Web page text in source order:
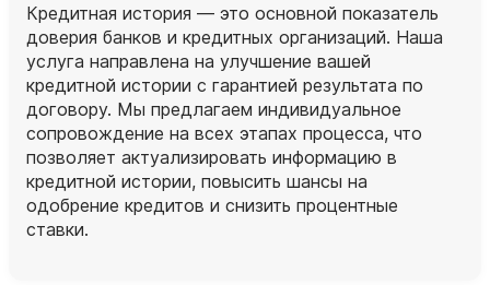
Кредитная история — это основной показатель
доверия банков и кредитных организаций. Наша
услуга направлена на улучшение вашей
кредитной истории с гарантией результата по
договору. Мы предлагаем индивидуальное
сопровождение на всех этапах процесса, что
позволяет актуализировать информацию в
кредитной истории, повысить шансы на
одобрение кредитов и снизить процентные
ставки.